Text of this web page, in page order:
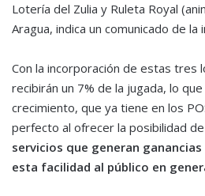
Lotería del Zulia y Ruleta Royal
Aragua, indica un comunicado de la
Con la incorporación de estas tres
recibirán un 7% de la jugada, lo
crecimiento, que ya tiene en los
perfecto al ofrecer la posibilidad
servicios que generan
esta facilidad al público en